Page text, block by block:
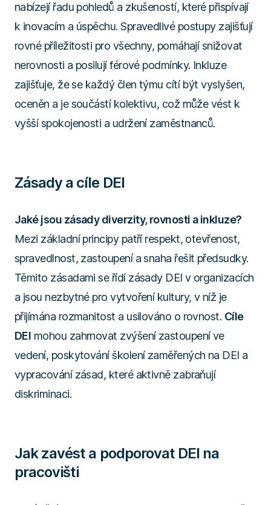
nabízejí řadu pohledů a zkušeností, které přispívají
k inovacím a úspěchu. Spravedlivé postupy zajišťují
rovné příležitosti pro všechny, pomáhají snižovat
nerovnosti a posilují férové podmínky. Inkluze
zajišťuje, že se každý člen týmu cítí být vyslyšen,
oceněn a je součástí kolektivu, což může vést k
vyšší spokojenosti a udržení zaměstnanců.
Zásady a cíle DEI
Jaké jsou zásady diverzity, rovnosti a inkluze?
Mezi základní principy patří respekt, otevřenost,
spravedlnost, zastoupení a snaha řešit předsudky.
Těmito zásadami se řídí zásady DEI v organizacích
a jsou nezbytné pro vytvoření kultury, v níž je
přijímána rozmanitost a usilováno o rovnost. Cíle
DEI mohou zahrnovat zvýšení zastoupení ve
vedení, poskytování školení zaměřených na DEI a
vypracování zásad, které aktivně zabraňují
diskriminaci.
Jak zavést a podporovat DEI na
pracovišti